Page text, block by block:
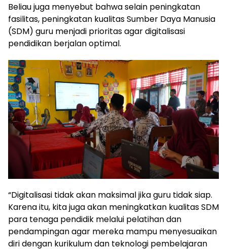
Beliau juga menyebut bahwa selain peningkatan
fasilitas, peningkatan kualitas Sumber Daya Manusia
(SDM) guru menjadi prioritas agar digitalisasi
pendidikan berjalan optimal.
“Digitalisasi tidak akan maksimal jika guru tidak siap.
Karena itu, kita juga akan meningkatkan kualitas SDM
para tenaga pendidik melalui pelatihan dan
pendampingan agar mereka mampu menyesuaikan
diri dengan kurikulum dan teknologi pembelajaran